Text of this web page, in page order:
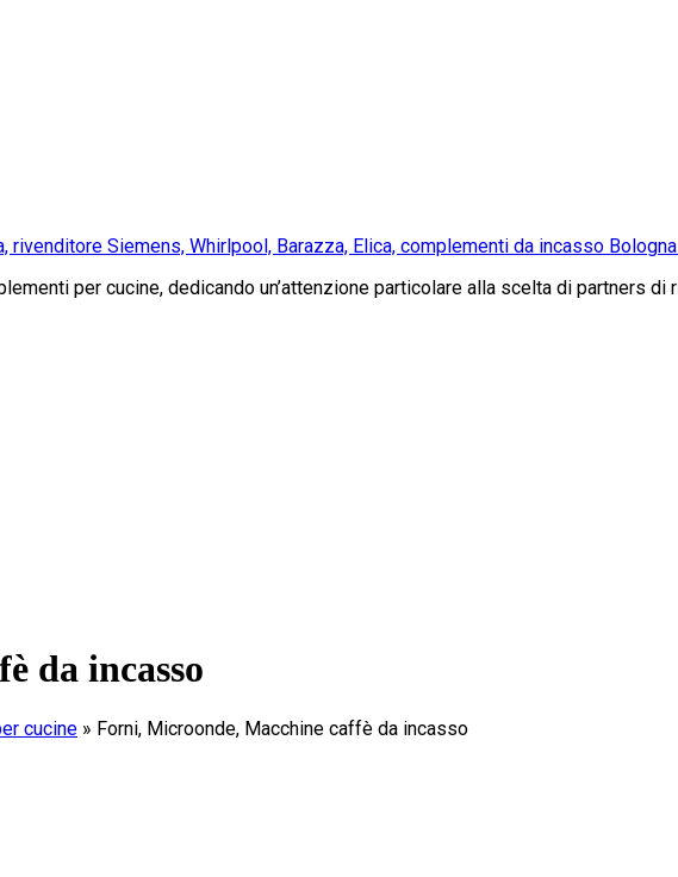
Siemens, Whirlpool, Barazza, Elica, complementi da incasso Bologna
per cucine, dedicando un’attenzione particolare alla scelta di partners
da incasso
cucine » Forni, Microonde, Macchine caffè da incasso